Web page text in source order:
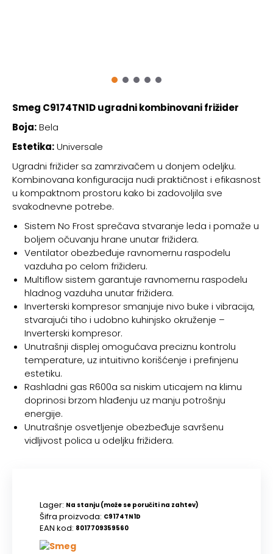
Smeg C9174TN1D ugradni kombinovani frižider
Boja:Bela
Estetika:Universale
Ugradni frižider sa zamrzivačem u donjem odeljku.
Kombinovana konfiguracija nudi praktičnost i efikasnost
u kompaktnom prostoru kako bi zadovoljila sve
svakodnevne potrebe.
Sistem No Frost sprečava stvaranje leda i pomaže u
boljem očuvanju hrane unutar frižidera.
Ventilator obezbeđuje ravnomernu raspodelu
vazduha po celom frižideru.
Multiflow sistem garantuje ravnomernu raspodelu
hladnog vazduha unutar frižidera.
Inverterski kompresor smanjuje nivo buke i vibracija,
stvarajući tiho i udobno kuhinjsko okruženje –
Inverterski kompresor.
Unutrašnji displej omogućava preciznu kontrolu
temperature, uz intuitivno korišćenje i prefinjenu
estetiku.
Rashladni gas R600a sa niskim uticajem na klimu
doprinosi brzom hlađenju uz manju potrošnju
energije.
Unutrašnje osvetljenje obezbeđuje savršenu
vidljivost polica u odeljku frižidera.
Lager: Na stanju (može se poručiti na zahtev)
Šifra proizvoda: C9174TN1D
EAN kod: 8017709359560